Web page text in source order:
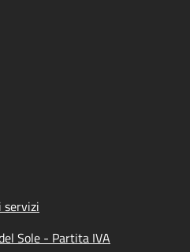
servizi
Sole - Partita IVA